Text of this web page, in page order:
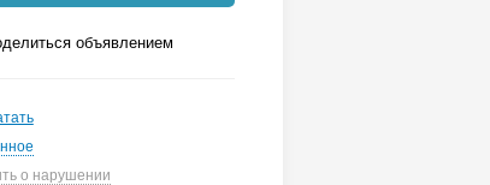
объявлением
о нарушении